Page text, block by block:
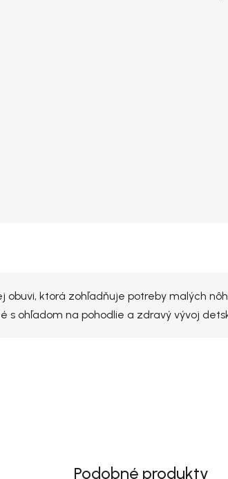
obuvi, ktorá zohľadňuje potreby malých
s ohľadom na pohodlie a zdravý vývoj
Podobné produkty